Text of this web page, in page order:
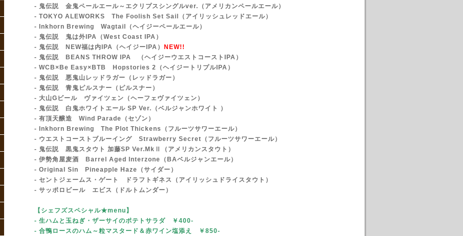
- 鬼伝説 金鬼ペールエール～エクリプスシングルver.（アメリカンペールエール）
- TOKYO ALEWORKS The Foolish Set Sail（アイリッシュレッドエール）
- Inkhorn Brewing Wagtail（ヘイジーペールエール）
- 鬼伝説 鬼は外IPA（West Coast IPA）
- 鬼伝説 NEW福は内IPA（ヘイジーIPA）
NEW!!
- 鬼伝説 BEANS THROW IPA （ヘイジーウエストコーストIPA）
- WCB×Be Easy×BTB Hopstories 2（ヘイジートリプルIPA）
- 鬼伝説 悪鬼山レッドラガー（レッドラガー）
- 鬼伝説 青鬼ピルスナー（ピルスナー）
- 大山Gビール ヴァイツェン（ヘーフェヴァイツェン）
- 鬼伝説 白鬼ホワイトエール SP Ver.（ベルジャンホワイト ）
- 有頂天醸造 Wind Parade（セゾン）
- Inkhorn Brewing The Plot Thickens（フルーツサワーエール）
- ウエストコーストブルーイング Strawberry Secret（フルーツサワーエール）
- 鬼伝説 黒鬼スタウト 加藤SP Ver.MkⅡ（アメリカンスタウト）
- 伊勢角屋麦酒 Barrel Aged Interzone（BAベルジャンエール）
- Original Sin Pineapple Haze（サイダー）
- セントジェームス・ゲート ドラフトギネス（アイリッシュドライスタウト）
- サッポロビール エビス（ドルトムンダー）
【シェフズスペシャル★menu 】
- 生ハムと玉ねぎ・ザーサイのポテトサラダ ￥400-
- 合鴨ロースのハム～粒マスタード＆赤ワイン塩添え ￥850-